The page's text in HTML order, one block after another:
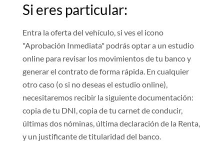
Si eres particular:
Entra la oferta del vehículo, si ves el icono
"Aprobación Inmediata" podrás optar a un estudio
online para revisar los movimientos de tu banco y
generar el contrato de forma rápida. En cualquier
otro caso (o si no deseas el estudio online),
necesitaremos recibir la siguiente documentación:
copia de tu DNI, copia de tu carnet de conducir,
últimas dos nóminas, última declaración de la Renta,
y un justificante de titularidad del banco.